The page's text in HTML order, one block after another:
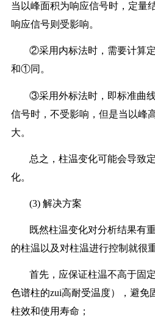
当以峰面积为响应信号时，定量
响应信号则受影响。
②采用内标法时，需要计算
和①同。
③采用外标法时，即标准曲
信号时，不受影响，但是当以峰
大。
总之，柱温变化可能会导致
化。
(3) 解决方案
既然柱温变化对分析结果有
的柱温以及对柱温进行控制就很
首先，应保证柱温不高于固
色谱柱的zui高耐受温度），避免
柱效和使用寿命；